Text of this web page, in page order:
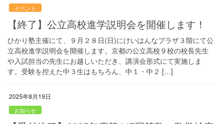
イベント
【終了】公立高校進学説明会を開催します！
ひかり塾主催にて、９月２８日(日)にけいはんなプラザ３階にて公
立高校進学説明会を開催します。京都の公立高校９校の校長先生
や入試担当の先生にお越しいただき、講演会形式にて実施しま
す。受験を控えた中３生はもちろん、中１・中２ […]
2025年8月19日
お知らせ